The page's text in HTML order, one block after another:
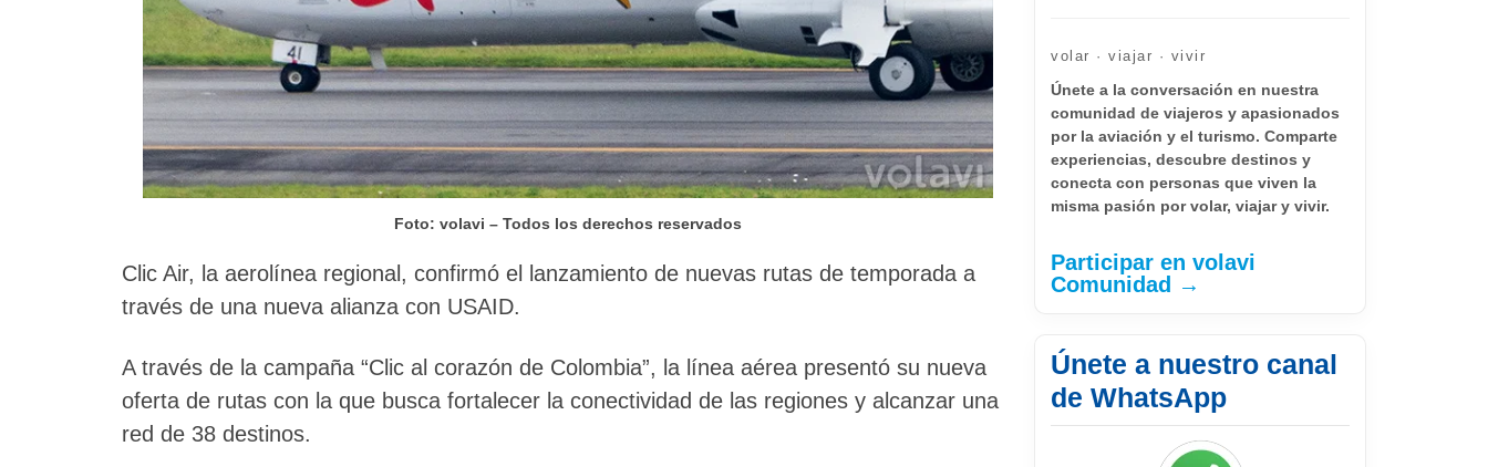
Foto: volavi – Todos los derechos reservados
Clic Air, la aerolínea regional, confirmó el lanzamiento de nuevas rutas de temporada a
través de una nueva alianza con USAID.
A través de la campaña “Clic al corazón de Colombia”, la línea aérea presentó su nueva
oferta de rutas con la que busca fortalecer la conectividad de las regiones y alcanzar una
red de 38 destinos.
volar · viajar · vivir
Únete a la conversación en nuestra
comunidad de viajeros y apasionados
por la aviación y el turismo. Comparte
experiencias, descubre destinos y
conecta con personas que viven la
misma pasión por volar, viajar y vivir.
Participar en volavi
Comunidad →
Únete a nuestro canal
de WhatsApp